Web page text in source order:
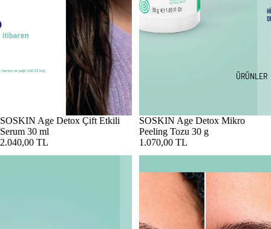
ÜRÜNLER
SOSKIN Age Detox Çift Etkili
Serum 30 ml
2.040,00 TL
SOSKIN Age Detox Mikro
Peeling Tozu 30 g
1.070,00 TL